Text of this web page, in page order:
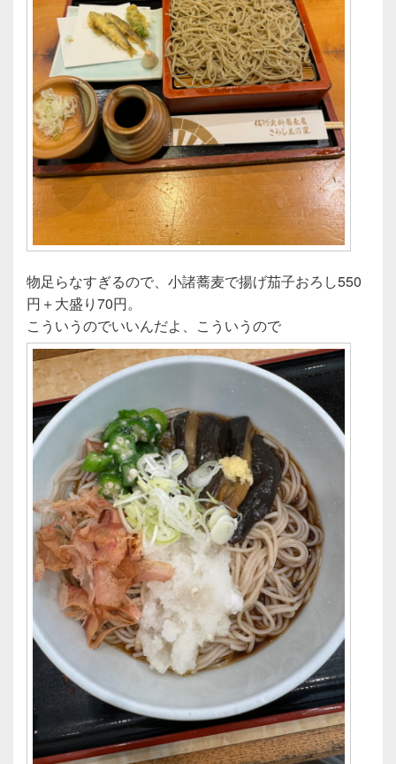
物足らなすぎるので、小諸蕎麦で揚げ茄子おろし550
円＋大盛り70円。
こういうのでいいんだよ、こういうので